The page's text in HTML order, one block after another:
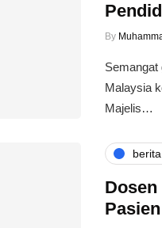
By
​Semangat
Malaysia
Majelis…
berita